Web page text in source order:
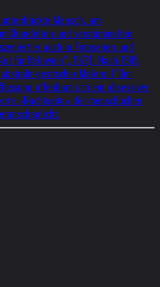
Mensch, am
und verstümmelten
er auch in Fotoserien und
für Helnwein", 1972). Nach 1985
gestischer Malerei ("Der
offenbart sich ein obsessiver
»Nachtseite« der menschlichen